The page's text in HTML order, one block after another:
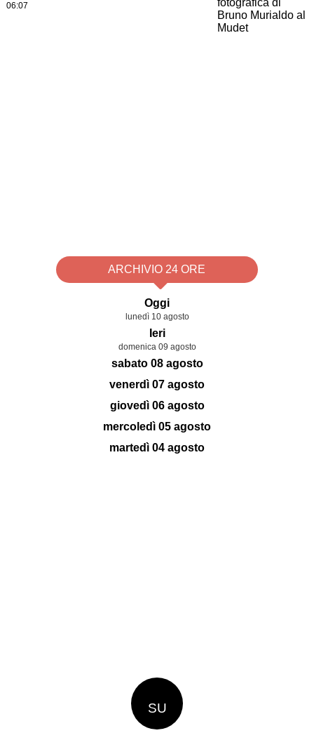
06:07
ARCHIVIO 24 ORE
Oggi
lunedì 10 agosto
Ieri
domenica 09 agosto
sabato 08 agosto
venerdì 07 agosto
giovedì 06 agosto
mercoledì 05 agosto
martedì 04 agosto
SU